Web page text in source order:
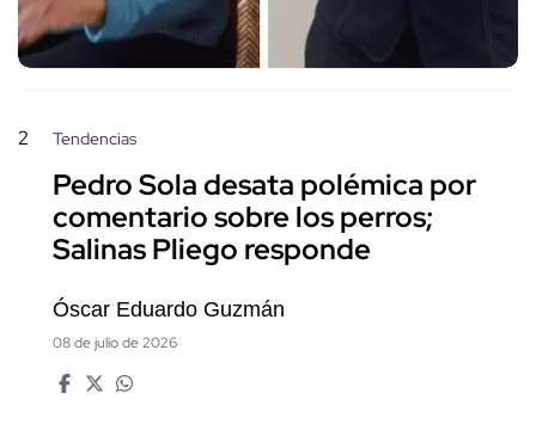
2 Tendencias
Pedro Sola desata polémica por
comentario sobre los perros;
Salinas Pliego responde
Óscar Eduardo Guzmán
08 de julio de 2026